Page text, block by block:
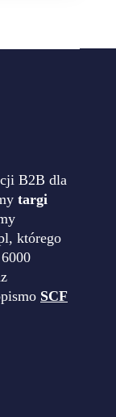
B2B dla
targi
którego
SCF